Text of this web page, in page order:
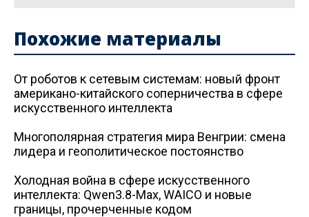
Похожие материалы
От роботов к сетевым системам: новый фронт
американо-китайского соперничества в сфере
искусственного интеллекта
Многополярная стратегия мира Венгрии: смена
лидера и геополитическое постоянство
Холодная война в сфере искусственного
интеллекта: Qwen3.8-Max, WAICO и новые
границы, прочерченные кодом